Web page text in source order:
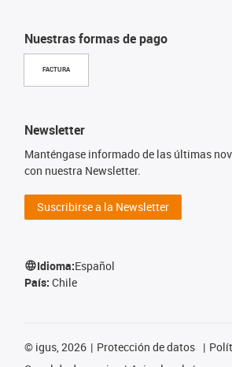
Nuestras formas de pago
FACTURA
Newsletter
Manténgase informado de las últimas
con nuestra Newsletter.
Suscribirse a la Newsletter
Idioma:Español
País: Chile
© igus, 2026 Protección de datos